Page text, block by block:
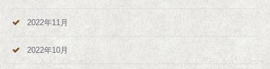
2022年11月
2022年10月